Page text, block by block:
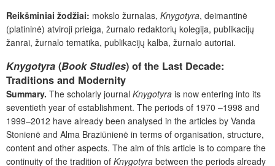
Reikšminiai žodžiai: mokslo žurnalas, Knygotyra, deimantinė
(platininė) atviroji prieiga, žurnalo redaktorių kolegija, publikacijų
žanrai, žurnalo tematika, publikacijų kalba, žurnalo autoriai.
Knygotyra (Book Studies) of the Last Decade:
Traditions and Modernity
Summary. The scholarly journal Knygotyra is now entering into its
seventieth year of establishment. The periods of 1970 –1998 and
1999–2012 have already been analysed in the articles by Vanda
Stonienė and Alma Braziūnienė in terms of organisation, structure,
content and other aspects. The aim of this article is to compare the
continuity of the tradition of Knygotyra between the periods already